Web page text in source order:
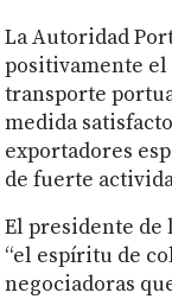
La Autoridad
positivamente
transporte
medida
exportadores
de fuerte
El presidente de
“el espíritu de
negociadoras